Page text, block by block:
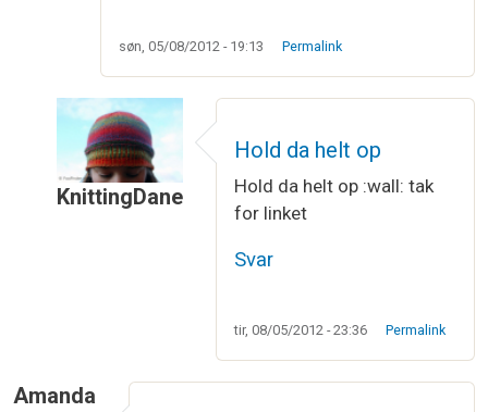
søn, 05/08/2012 - 19:13 Permalink
KnittingDane
Og så var der en til....
Hold da helt op
Hold da helt op :wall: tak
for linket
Svar
tir, 08/05/2012 - 23:36 Permalink
Amanda